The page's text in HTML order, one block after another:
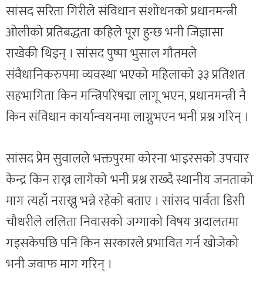
सांसद सरिता गिरीले संविधान संशोधनको प्रधानमन्त्री
ओलीको प्रतिबद्धता कहिले पूरा हुन्छ भनी जिज्ञासा
राखेकी थिइन् । सांसद पुष्पा भुसाल गौतमले
संवैधानिकरुपमा व्यवस्था भएको महिलाको ३३ प्रतिशत
सहभागिता किन मन्त्रिपरिषद्मा लागू भएन, प्रधानमन्त्री नै
किन संविधान कार्यान्वयनमा लाग्नुभएन भनी प्रश्न गरिन् ।
सांसद प्रेम सुवालले भक्तपुरमा कोरना भाइरसको उपचार
केन्द्र किन राख्न लागेको भनी प्रश्न राख्दै स्थानीय जनताको
माग त्यहाँ नराख्नु भन्ने रहेको बताए । सांसद पार्वता डिसी
चौधरीले ललिता निवासको जग्गाको विषय अदालतमा
गइसकेपछि पनि किन सरकारले प्रभावित गर्न खोजेको
भनी जवाफ माग गरिन् ।